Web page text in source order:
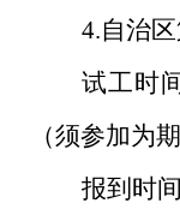
4.自治
试工时
（须参加为期
报到时间